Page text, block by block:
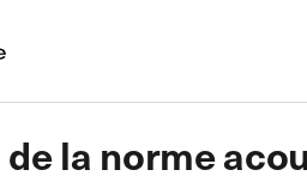
de la norme